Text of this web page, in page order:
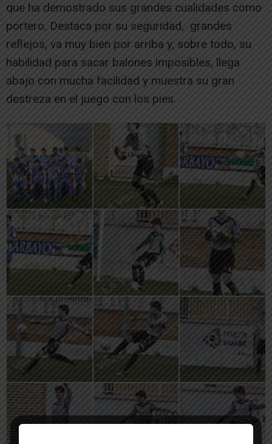
que ha demostrado sus grandes cualidades como
portero. Destaca por su seguridad, grandes
reflejos, va muy bien por arriba y, sobre todo, su
habilidad para sacar balones imposibles, llega
abajo con mucha facilidad y muestra su gran
destreza en el juego con los pies.